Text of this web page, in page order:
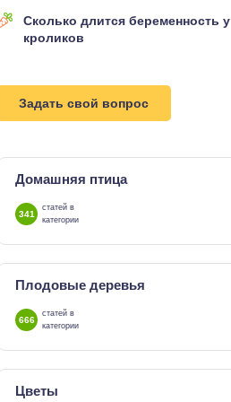
Сколько длится беременность у
кроликов
Задать свой вопрос
Домашняя птица
341
статей в
категории
Плодовые деревья
666
статей в
категории
Цветы